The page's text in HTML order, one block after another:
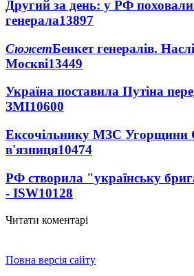
Другий за день: у РФ
генерала13897
СюжетБенкет генералів.
Москві13449
Україна поставила Путіна
ЗМІ10600
Ексочільнику МЗС Угорщини
в'язниця10474
РФ створила "українську
- ISW10128
Читати коментарі
Повна версія сайту